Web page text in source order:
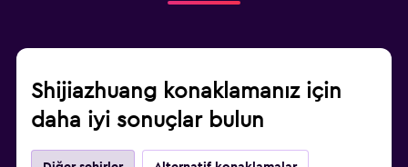
Shijiazhuang konaklamanız için
daha iyi sonuçlar bulun